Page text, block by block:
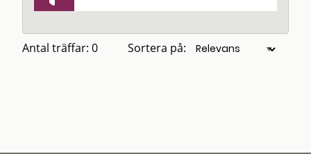
Antal träffar: 0 Sortera på: